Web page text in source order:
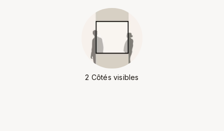
2 Côtés visibles